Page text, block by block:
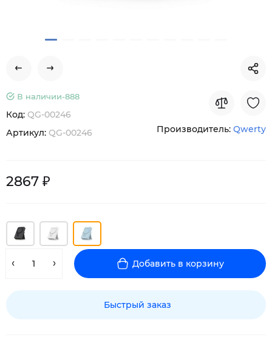
В наличии-888
Код: QG-00246
Артикул: QG-00246 Производитель: Qwerty
2867 ₽
Добавить в корзину
Быстрый заказ